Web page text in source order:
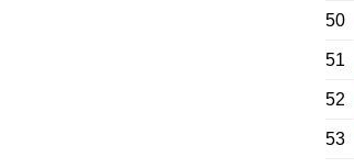
50
51
52
53